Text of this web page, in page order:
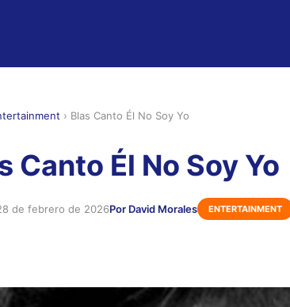
› Blas Canto Él No Soy Yo
Canto Él No Soy Yo
de febrero de 2026Por David Morales ENTERTAINMENT